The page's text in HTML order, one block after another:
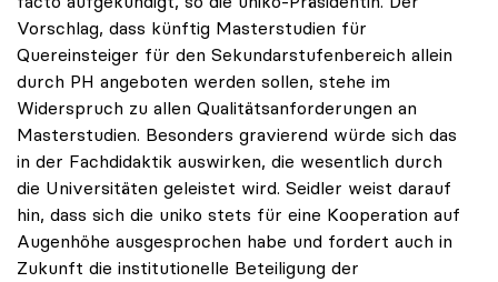
Vorschlag, dass künftig Masterstudien für
Quereinsteiger für den Sekundarstufenbereich allein
durch PH angeboten werden sollen, stehe im
Widerspruch zu allen Qualitätsanforderungen an
Masterstudien. Besonders gravierend würde sich das
in der Fachdidaktik auswirken, die wesentlich durch
die Universitäten geleistet wird. Seidler weist darauf
hin, dass sich die uniko stets für eine Kooperation auf
Augenhöhe ausgesprochen habe und fordert auch in
Zukunft die institutionelle Beteiligung der